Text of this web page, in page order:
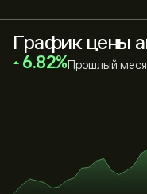
График цены
‎6.82‎ Прошлый